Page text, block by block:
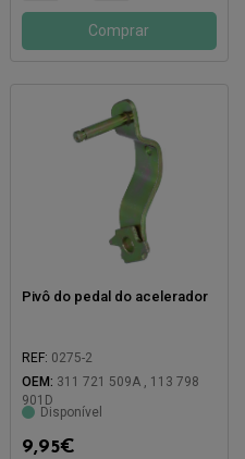
Comprar
Pivô do pedal do acelerador
REF: 0275-2
OEM: 311 721 509A , 113 798
901D
Disponível
9,95€
Compatível com: